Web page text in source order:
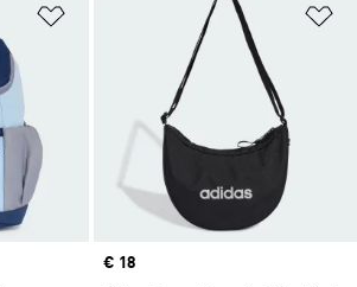
Añadir a la lista de deseos
Precio
€ 18